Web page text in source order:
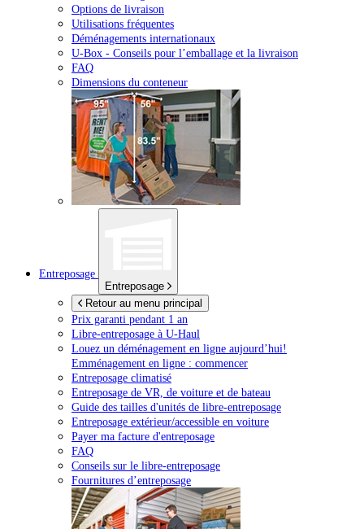
Options de livraison
Utilisations fréquentes
Déménagements internationaux
U-Box - Conseils pour l’emballage et la livraison
FAQ
Dimensions du conteneur
Entreposage
Entreposage
Retour au menu principal
Prix garanti pendant 1 an
Libre-entreposage à U-Haul
Louez un déménagement en ligne aujourd’hui!
Emménagement en ligne : commencer
Entreposage climatisé
Entreposage de VR, de voiture et de bateau
Guide des tailles d'unités de libre-entreposage
Entreposage extérieur/accessible en voiture
Payer ma facture d'entreposage
FAQ
Conseils sur le libre-entreposage
Fournitures d’entreposage